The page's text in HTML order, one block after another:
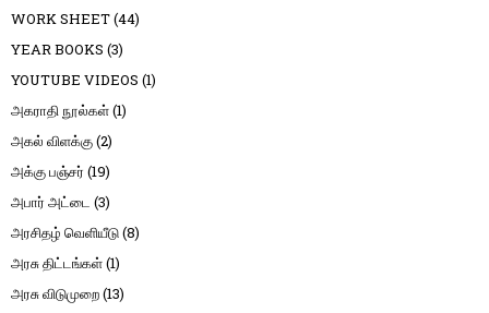
WORK SHEET(44)
YEAR BOOKS (3)
YOUTUBE VIDEOS (1)
அகராதி நூல்கள்(1)
அகல் விளக்கு(2)
அக்கு பஞ்சர் (19)
அபார் அட்டை (3)
அரசிதழ் வெளியீடு(8)
அரசு திட்டங்கள்(1)
அரசு விடுமுறை(13)